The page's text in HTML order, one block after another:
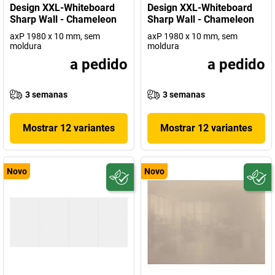
Design XXL-Whiteboard
Sharp Wall - Chameleon
axP 1980 x 10 mm, sem
moldura
a pedido
3 semanas
Mostrar 12 variantes
Design XXL-Whiteboard
Sharp Wall - Chameleon
axP 1980 x 10 mm, sem
moldura
a pedido
3 semanas
Mostrar 12 variantes
Novo Novo